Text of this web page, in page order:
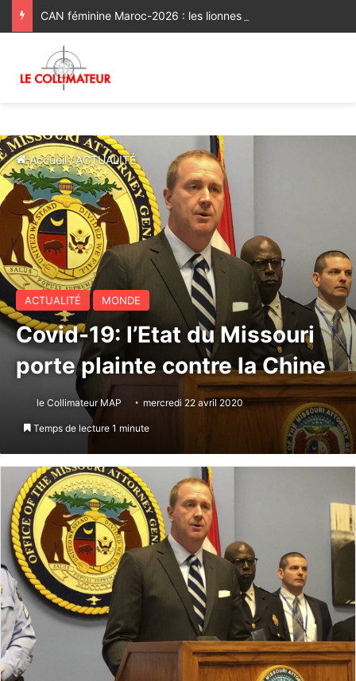
Accueil/ACTUALITÉ
ACTUALITÉ MONDE
Covid-19: l’Etat du Missouri
porte plainte contre la Chine
le Collimateur MAP mercredi 22 avril 2020
Temps de lecture 1 minute